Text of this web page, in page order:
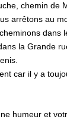
chemin de
arrêtons au
dans
la Grande
car il y a
humeur et